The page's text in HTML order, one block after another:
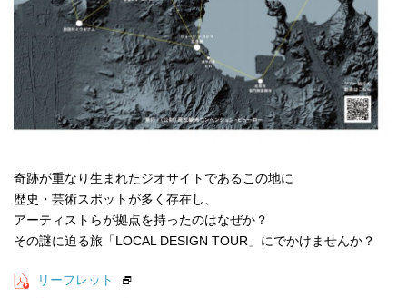
奇跡が重なり生まれたジオサイトであるこの地に
歴史・芸術スポットが多く存在し、
アーティストらが拠点を持ったのはなぜか？
その謎に迫る旅「LOCAL DESIGN TOUR」にでかけませんか？
リーフレット